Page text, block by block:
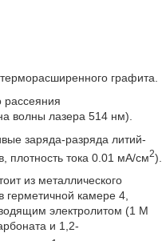
графита.
рассеяния
волны лазера 514 нм).
заряда-разряда литий-
плотность тока 0.01 мА/см2).
из металлического
герметичной камере 4,
электролитом (1 М
и 1,2-